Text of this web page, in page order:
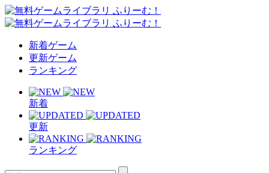
新着ゲーム
更新ゲーム
ランキング
新着
更新
ランキング